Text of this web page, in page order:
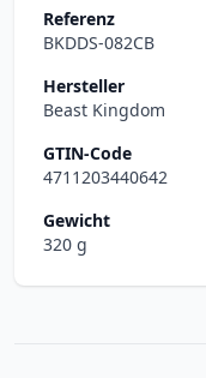
Referenz
BKDDS-082CB
Hersteller
Beast Kingdom
GTIN-Code
4711203440642
Gewicht
320 g